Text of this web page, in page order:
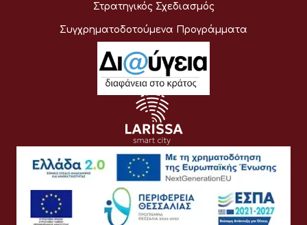
Στρατηγικός Σχεδιασμός
Συγχρηματοδοτούμενα Προγράμματα